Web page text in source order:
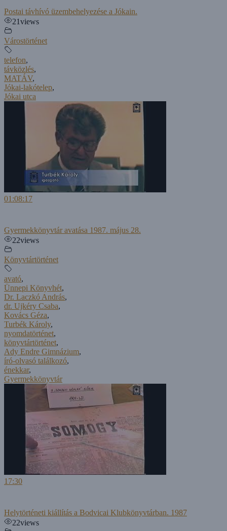
Postai távhívó üzembehelyezése a Jókain.
21views
Várostörténet
telefon,
távközlés,
MATÁV,
Jókai-lakótelep,
Jókai utca
01:08:17
Gyermekkönyvtár avatása 1987. május 28.
22views
Könyvtártörténet
avató,
Ünnepi Könyvhét,
Dr. Laczkó András,
dr. Ujkéry Csaba,
Kovács Géza,
Turbék Károly,
nyomdatörténet,
könyvtártörténet,
Ady Endre Gimnázium,
író-olvasó találkozó,
énekkar,
Gyermekkönyvtár
17:30
Helytörténeti kiállítás a Bodvicai Klubkönyvtárban. 1987
22views